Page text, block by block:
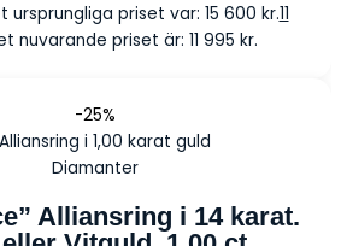
ursprungliga priset var: 15 600 kr.11
nuvarande priset är: 11 995 kr.
-25%
Diamanter
Alliansring i 14 karat.